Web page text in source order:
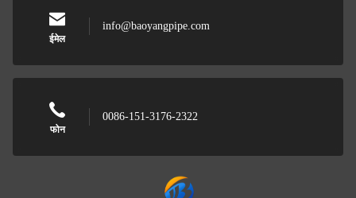
ईमेल
info@baoyangpipe.com
फोन
0086-151-3176-2322